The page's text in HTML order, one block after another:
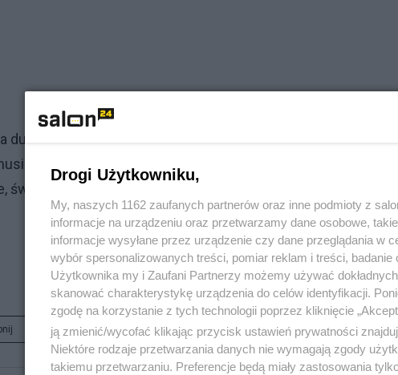
ciekawsze jest to, jak jutro Iga poradzi sobie z Rybakiną.
z Kazaszką wygrać. Żeby bez jakichkolwiek, to w
świetne i, po drugie, zwycięskie spotkanie.
Lubię to! Skomentuj 6 Obserwuj notkę
Drogi Użytkowniku,
My, naszych 1162 zaufanych partnerów oraz inne podmioty z
informacje na urządzeniu oraz przetwarzamy dane osobowe,
informacje wysyłane przez urządzenie czy dane przeglądania w
wybór spersonalizowanych treści, pomiar reklam i treści, badanie
Użytkownika my i Zaufani Partnerzy możemy używać
skanować charakterystykę urządzenia do celów identyfikacji.
zgodę na korzystanie z tych technologii poprzez kliknięcie
ją zmienić/wycofać klikając przycisk ustawień prywatności
Niektóre rodzaje przetwarzania danych nie wymagają zgody
takiemu przetwarzaniu. Preferencje będą miały zastosowania